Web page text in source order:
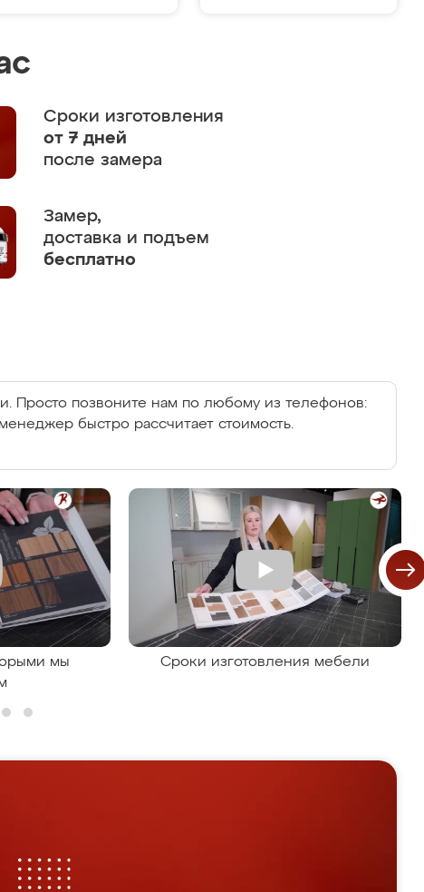
Сроки изготовления
от 7 дней
после замера
Замер,
доставка и подъем
бесплатно
Просто позвоните нам по любому из телефонов:
быстро рассчитает стоимость.
мы
Сроки изготовления мебели